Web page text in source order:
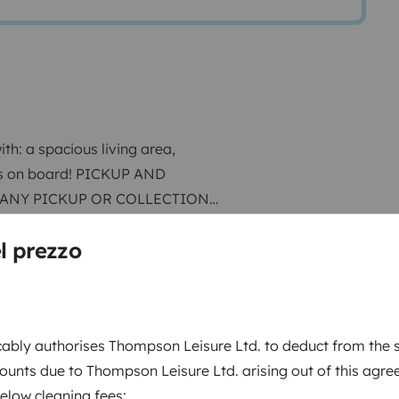
prezzo
authorises Thompson Leisure Ltd. to deduct from the
due to Thompson Leisure Ltd. arising out of this
cleaning fees:
a spacious living area,
on board! PICKUP AND
PICKUP OR COLLECTION